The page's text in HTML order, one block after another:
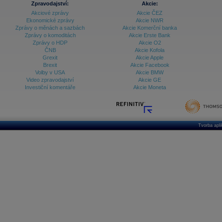
Databanka - Ceny
Databanka - Ekonomický růst
Databanka - Indexy
Databanka - Měnové kurzy
Databanka - Trh práce
Databanka - Úrokové sazby
Databanka akcie - ČR
Zpravodajství:
Akciové zprávy
Ekonomické zprávy
Zprávy o měnách a sazbách
Zprávy o komoditách
Zprávy o HDP
ČNB
Grexit
Brexit
Volby v USA
Video zpravodajství
Investiční komentáře
Akcie:
Akcie ČEZ
Akcie NWR
Akcie Komerční banka
Akcie Erste Bank
Akcie O2
Akcie Kofola
Akcie Apple
Akcie Facebook
Akcie BMW
Akcie GE
Akcie Moneta
Tvorba